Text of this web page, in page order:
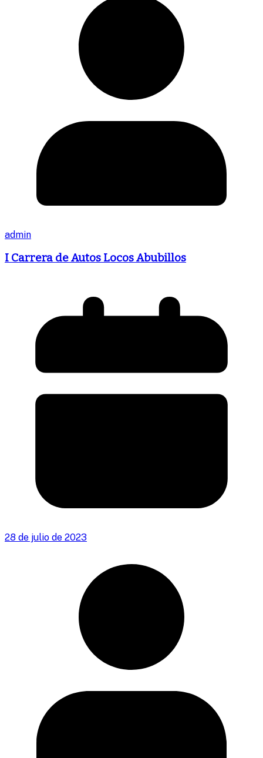
admin
I Carrera de Autos Locos Abubillos
28 de julio de 2023